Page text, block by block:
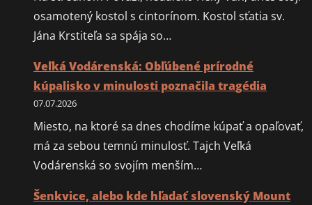
osamotený kostol s cintorínom. Kostol sťatia sv.
Jána Krstiteľa sa spája so…
Veľká Vodárenská: Obľúbené prírodné
kúpalisko v minulosti poznačila tragédia
07.07.2026
Miesto, na ktoré sa dnes chodíme kúpať a opaľovať,
má za sebou temnú minulosť. Tajch Veľká
Vodárenská so svojím menším…
Šenkvice, alebo kde hľadať slovenský Mount